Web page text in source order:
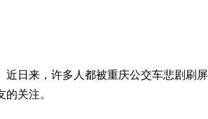
日来，许多人都被重庆公交车悲剧刷
关注。